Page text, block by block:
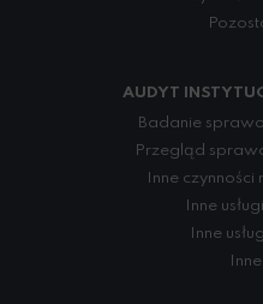
AUDYT
Badanie
Przegląd
Inne
Inne
Inne